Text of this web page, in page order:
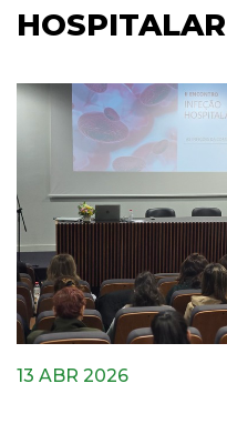
HOSPITALAR
13 ABR 2026